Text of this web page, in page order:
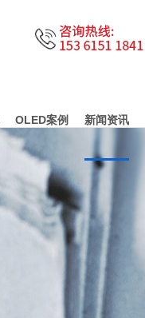
OLED案例 新闻资讯